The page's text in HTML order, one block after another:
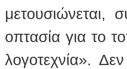
οπτασία για το
λογοτεχνία».